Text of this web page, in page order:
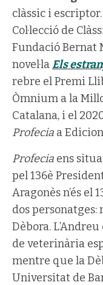
clàssic i
Col·lecció de
Fundació Bernat
novel·laEls
rebre el Premi
Òmnium a la
Catalana, i el
Profecia a
Profecia ens
pel 136è
Aragonès n’és el
dos personatges:
Dèbora.
de veterinària
mentre que la
Universitat de